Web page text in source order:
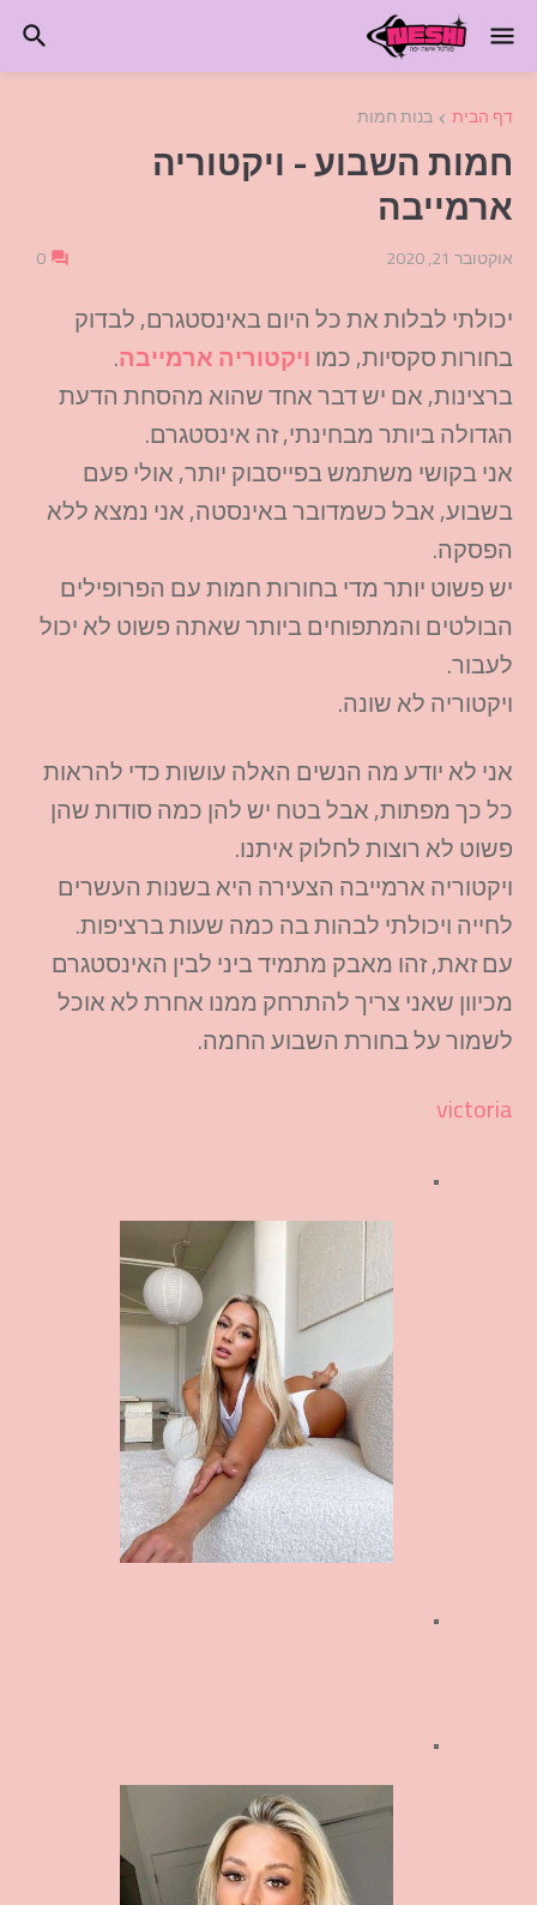
דף הבית בנות חמות
חמות השבוע - ויקטוריה
ארמייבה
אוקטובר 21, 2020 0
יכולתי לבלות את כל היום באינסטגרם, לבדוק
בחורות סקסיות, כמוויקטוריה ארמייבה.
ברצינות, אם יש דבר אחד שהוא מהסחת הדעת
הגדולה ביותר מבחינתי, זה אינסטגרם.
אני בקושי משתמש בפייסבוק יותר, אולי פעם
בשבוע, אבל כשמדובר באינסטה, אני נמצא ללא
הפסקה.
יש פשוט יותר מדי בחורות חמות עם הפרופילים
הבולטים והמתפוחים ביותר שאתה פשוט לא יכול
לעבור.
ויקטוריה לא שונה.
אני לא יודע מה הנשים האלה עושות כדי להראות
כל כך מפתות, אבל בטח יש להן כמה סודות שהן
פשוט לא רוצות לחלוק איתנו.
ויקטוריה ארמייבה הצעירה היא בשנות העשרים
לחייה ויכולתי לבהות בה כמה שעות ברציפות.
עם זאת, זהו מאבק מתמיד ביני לבין האינסטגרם
מכיוון שאני צריך להתרחק ממנו אחרת לא אוכל
לשמור על בחורת השבוע החמה.
victoria